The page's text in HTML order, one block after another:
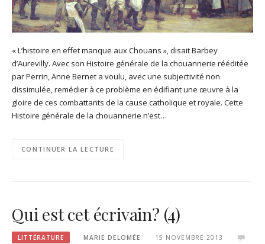
« L’histoire en effet manque aux Chouans », disait Barbey
d’Aurevilly. Avec son Histoire générale de la chouannerie rééditée
par Perrin, Anne Bernet a voulu, avec une subjectivité non
dissimulée, remédier à ce problème en édifiant une œuvre à la
gloire de ces combattants de la cause catholique et royale. Cette
Histoire générale de la chouannerie n’est…
CONTINUER LA LECTURE
Qui est cet écrivain? (4)
LITTÉRATURE MARIE DELOMÉE 15 NOVEMBRE 2013